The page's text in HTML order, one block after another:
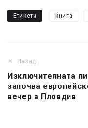
Етикети книга
Назад
Изключителната
започва
вечер в Пловдив